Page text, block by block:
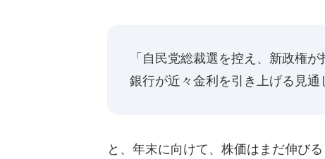
「自民党総裁選を控え、新政権
銀行が近々金利を引き上げる見通
と、年末に向けて、株価はまだ伸びる